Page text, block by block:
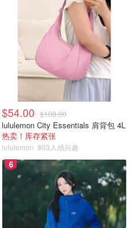
$54.00 $108.00
lululemon City Essentials 肩背包 4L
热卖！库存紧张
lululemon 803人感兴趣
6